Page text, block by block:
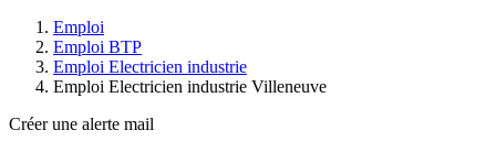
Emploi
Emploi BTP
Emploi Electricien industrie
Emploi Electricien industrie Villeneuve
Créer une alerte mail